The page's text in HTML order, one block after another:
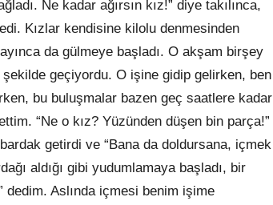
Ne kadar ağırsın kız!” diye takılınca,
Kızlar kendisine kilolu denmesinden
da gülmeye başladı. O akşam birşey
geçiyordu. O işine gidip gelirken, ben
bu buluşmalar bazen geç saatlere kadar
“Ne o kız? Yüzünden düşen bin parça!”
getirdi ve “Bana da doldursana, içmek
aldığı gibi yudumlamaya başladı, bir
Aslında içmesi benim işime